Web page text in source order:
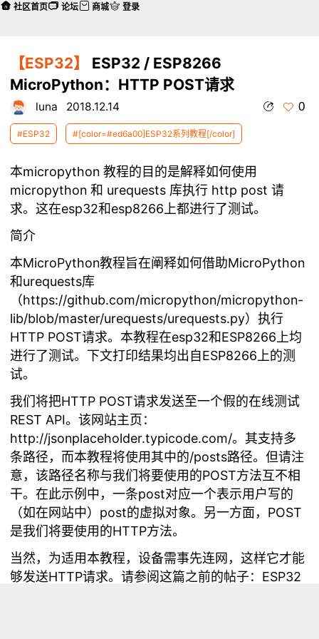
【ESP32】
ESP32 / ESP8266
MicroPython：HTTP POST请求
luna 2018.12.14 0
#ESP32 #[color=#ed6a00]ESP32系列教程[/color]
本micropython 教程的目的是解释如何使用
micropython 和 urequests 库执行 http post 请
求。这在esp32和esp8266上都进行了测试。
简介
本MicroPython教程旨在阐释如何借助MicroPython
和urequests库
（https://github.com/micropython/micropython-
lib/blob/master/urequests/urequests.py）执行
HTTP POST请求。本教程在esp32和ESP8266上均
进行了测试。下文打印结果均出自ESP8266上的测
试。
我们将把HTTP POST请求发送至一个假的在线测试
REST API。该网站主页：
http://jsonplaceholder.typicode.com/。其支持多
条路径，而本教程将使用其中的/posts路径。但请注
意，该路径名称与我们将要使用的POST方法互不相
干。在此示例中，一条post对应一个表示用户写的
（如在网站中）post的虚拟对象。另一方面，POST
是我们将要使用的HTTP方法。
当然，为适用本教程，设备需事先连网，这样它才能
够发送HTTP请求。请参阅这篇之前的帖子： ESP32
社区首页 论坛 商城 登录